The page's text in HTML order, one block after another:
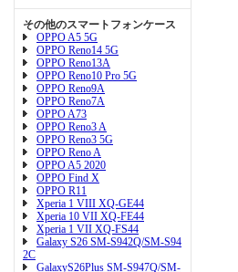
その他のスマートフォンケース
OPPO A5 5G
OPPO Reno14 5G
OPPO Reno13A
OPPO Reno10 Pro 5G
OPPO Reno9A
OPPO Reno7A
OPPO A73
OPPO Reno3 A
OPPO Reno3 5G
OPPO Reno A
OPPO A5 2020
OPPO Find X
OPPO R11
Xperia 1 VIII XQ-GE44
Xperia 10 VII XQ-FE44
Xperia 1 VII XQ-FS44
Galaxy S26 SM-S942Q/SM-S94
2C
GalaxyS26Plus SM-S947Q/SM-